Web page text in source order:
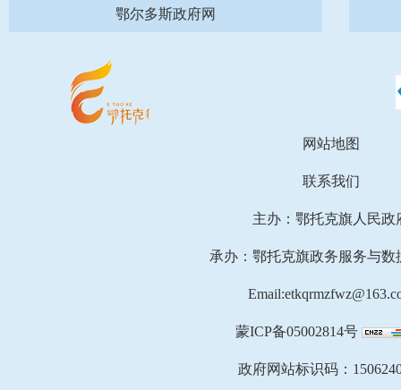
鄂尔多斯政府网
网站地图
联系我们
主办：鄂托克旗人民政
承办：鄂托克旗政务服务与数
蒙ICP备05002814号
政府网站标识码：